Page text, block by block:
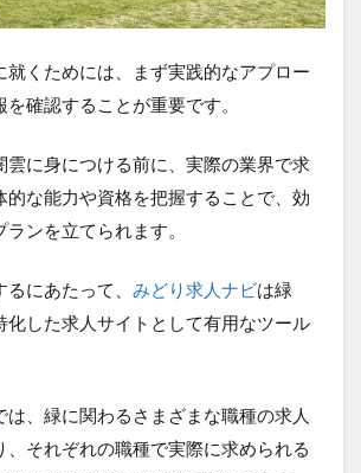
就くためには、まず実践的なアプロー
確認することが重要です。
雲に身につける前に、実際の業界で求
的な能力や資格を把握することで、効
ンを立てられます。
にあたって、 みどり求人ナビは緑
化した求人サイトとして有用なツール
は、緑に関わるさまざまな職種の求人
、それぞれの職種で実際に求められる